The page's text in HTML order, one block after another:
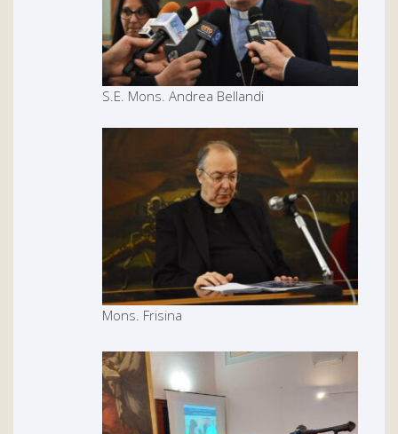
S.E. Mons. Andrea Bellandi
Mons. Frisina